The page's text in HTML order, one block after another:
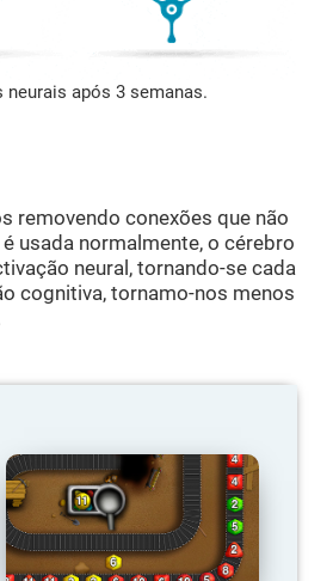
após 3 semanas.
removendo conexões que não
usada normalmente, o cérebro
neural, tornando-se cada
cognitiva, tornamo-nos menos